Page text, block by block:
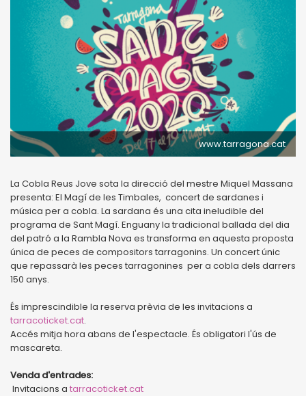
www.tarragona.cat
La Cobla Reus Jove sota la direcció del mestre Miquel Massana
presenta: El Magí de les Timbales, concert de sardanes i
música per a cobla. La sardana és una cita ineludible del
programa de Sant Magí. Enguany la tradicional ballada del dia
del patró a la Rambla Nova es transforma en aquesta proposta
única de peces de compositors tarragonins. Un concert únic
que repassarà les peces tarragonines per a cobla dels darrers
150 anys.
És imprescindible la reserva prèvia de les invitacions a
tarracoticket.cat.
Accés mitja hora abans de l'espectacle. És obligatori l'ús de
mascareta.
Venda d'entrades:
Invitacions a tarracoticket.cat